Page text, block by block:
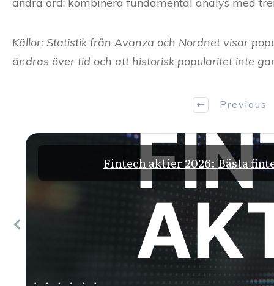
Källor: Statistik från Avanza och Nordnet visar
ändras över tid och att historisk popularitet inte
Previous
Fintech aktier 2026: Bästa